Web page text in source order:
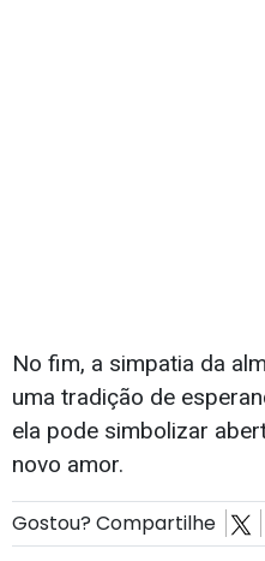
No fim, a simpatia da
uma tradição de
ela pode simbolizar
novo amor.
Gostou? Compartilhe